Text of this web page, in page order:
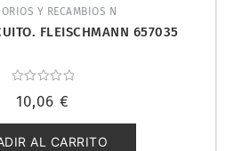
Y RECAMBIOS N
FLEISCHMANN 657035
con
de
5
10,06 €
AL CARRITO